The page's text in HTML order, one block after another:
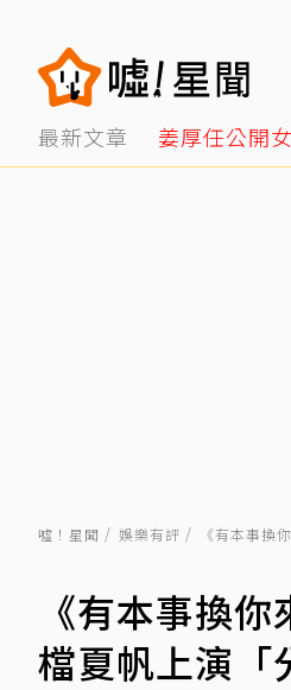
最新文章 姜厚任公開
噓！星聞 娛樂有評 《有本事換
《有本事換
檔夏帆上演「